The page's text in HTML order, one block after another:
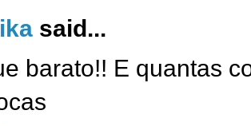
said...
barato!! E quantas